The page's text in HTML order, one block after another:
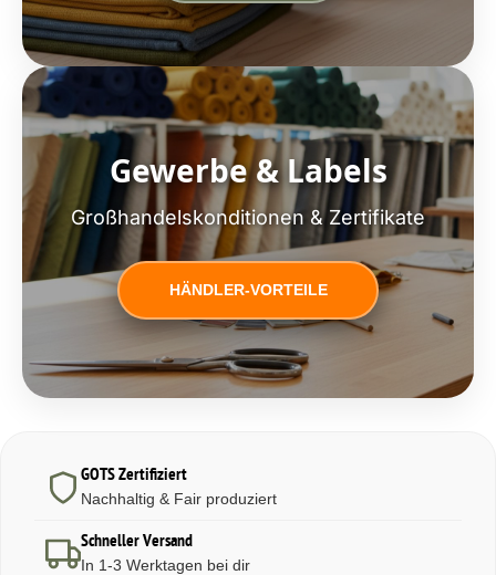
Gewerbe & Labels
Großhandelskonditionen & Zertifikate
HÄNDLER-VORTEILE
GOTS Zertifiziert
Nachhaltig & Fair produziert
Schneller Versand
In 1-3 Werktagen bei dir